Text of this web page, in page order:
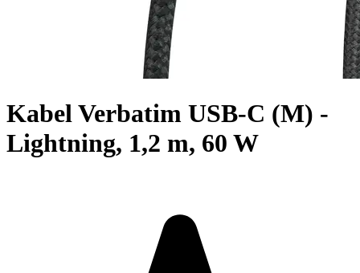
Kabel Verbatim USB-C (M) -
Lightning, 1,2 m, 60 W